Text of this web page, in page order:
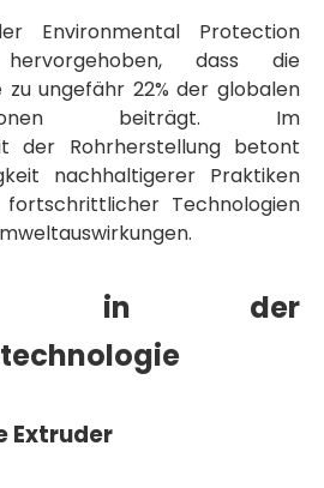
Environmental Protection
dass die
zu ungefähr 22% der globalen
beiträgt. Im
der Rohrherstellung betont
nachhaltigerer Praktiken
Technologien
in der
Extruder